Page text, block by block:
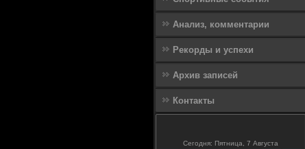
Анализ, комментарии
Рекорды и успехи
Архив записей
Контакты
Сегодня: Пятница, 7 Августа